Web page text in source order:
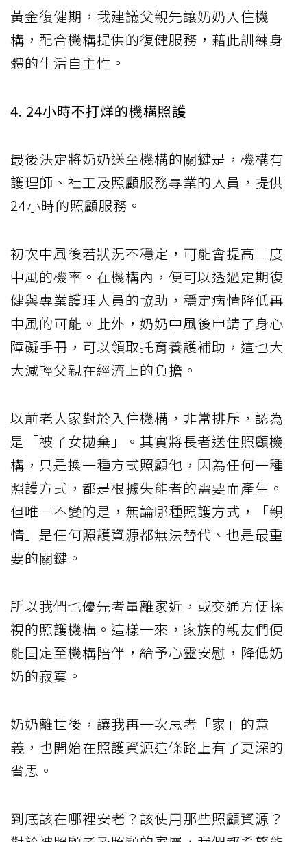
黃金復健期，我建議父親先讓奶奶入住機
構，配合機構提供的復健服務，藉此訓練身
體的生活自主性。
4. 24小時不打烊的機構照護
最後決定將奶奶送至機構的關鍵是，機構有
護理師、社工及照顧服務專業的人員，提供
24小時的照顧服務。
初次中風後若狀況不穩定，可能會提高二度
中風的機率。在機構內，便可以透過定期復
健與專業護理人員的協助，穩定病情降低再
中風的可能。此外，奶奶中風後申請了身心
障礙手冊，可以領取托育養護補助，這也大
大減輕父親在經濟上的負擔。
以前老人家對於入住機構，非常排斥，認為
是「被子女拋棄」。其實將長者送住照顧機
構，只是換一種方式照顧他，因為任何一種
照護方式，都是根據失能者的需要而產生。
但唯一不變的是，無論哪種照護方式，「親
情」是任何照護資源都無法替代、也是最重
要的關鍵。
所以我們也優先考量離家近，或交通方便探
視的照護機構。這樣一來，家族的親友們便
能固定至機構陪伴，給予心靈安慰，降低奶
奶的寂寞。
奶奶離世後，讓我再一次思考「家」的意
義，也開始在照護資源這條路上有了更深的
省思。
到底該在哪裡安老？該使用那些照顧資源？